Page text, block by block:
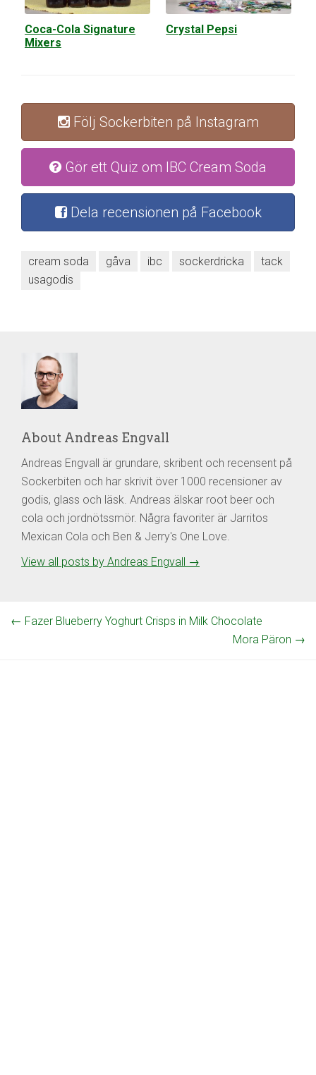
Coca-Cola Signature
Mixers
Crystal Pepsi
Följ Sockerbiten på Instagram
Gör ett Quiz om IBC Cream Soda
Dela recensionen på Facebook
cream soda gåva ibc sockerdricka
tack
usagodis
About Andreas Engvall
Andreas Engvall är grundare, skribent och recensent på
Sockerbiten och har skrivit över 1000 recensioner av
godis, glass och läsk. Andreas älskar root beer och
cola och jordnötssmör. Några favoriter är Jarritos
Mexican Cola och Ben & Jerry's One Love.
View all posts by Andreas Engvall →
← Fazer Blueberry Yoghurt Crisps in Milk Chocolate
Mora Päron →